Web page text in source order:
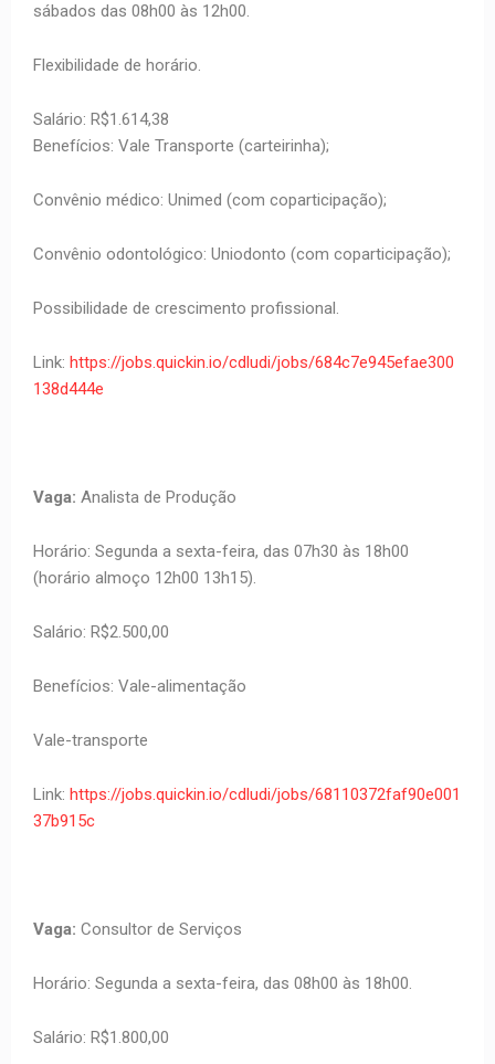
sábados das 08h00 às 12h00.
Flexibilidade de horário.
Salário: R$1.614,38
Benefícios: Vale Transporte (carteirinha);
Convênio médico: Unimed (com coparticipação);
Convênio odontológico: Uniodonto (com coparticipação);
Possibilidade de crescimento profissional.
Link: https://jobs.quickin.io/cdludi/jobs/684c7e945efae300
138d444e
Vaga: Analista de Produção
Horário: Segunda a sexta-feira, das 07h30 às 18h00
(horário almoço 12h00 13h15).
Salário: R$2.500,00
Benefícios: Vale-alimentação
Vale-transporte
Link: https://jobs.quickin.io/cdludi/jobs/68110372faf90e001
37b915c
Vaga: Consultor de Serviços
Horário: Segunda a sexta-feira, das 08h00 às 18h00.
Salário: R$1.800,00